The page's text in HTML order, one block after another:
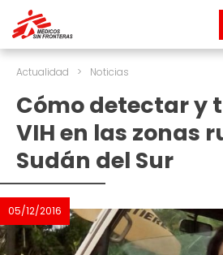
Actualidad > Noticias
Cómo detectar y
VIH en las zonas
Sudán del Sur
05/12/2016